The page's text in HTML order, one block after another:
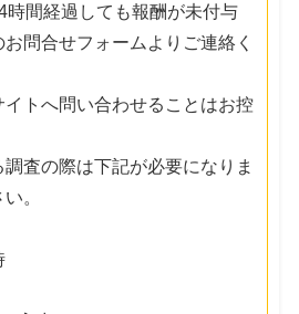
時間経過しても報酬が未付与
問合せフォームよりご連絡く
トへ問い合わせることはお控
査の際は下記が必要になりま
。